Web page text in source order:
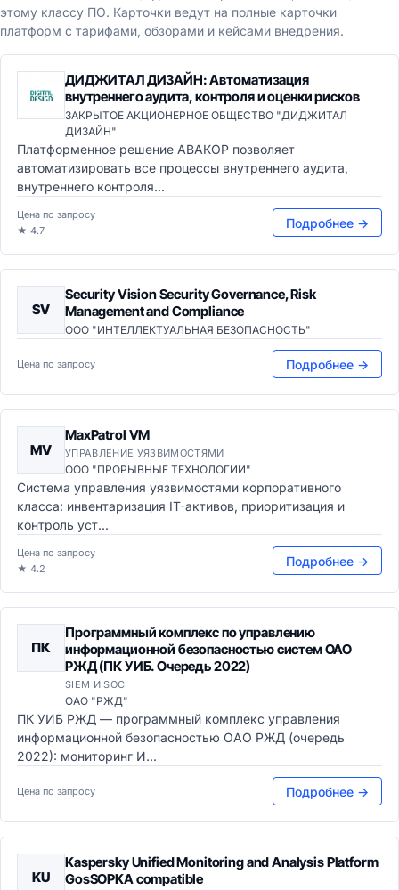
этому классу ПО. Карточки ведут на полные карточки
платформ с тарифами, обзорами и кейсами внедрения.
ДИДЖИТАЛ ДИЗАЙН: Автоматизация
внутреннего аудита, контроля и оценки рисков
ЗАКРЫТОЕ АКЦИОНЕРНОЕ ОБЩЕСТВО "ДИДЖИТАЛ
ДИЗАЙН"
Платформенное решение АВАКОР позволяет
автоматизировать все процессы внутреннего аудита,
внутреннего контроля...
Цена по запросу
★ 4.7
Подробнее →
SV
Security Vision Security Governance, Risk
Management and Compliance
ООО "ИНТЕЛЛЕКТУАЛЬНАЯ БЕЗОПАСНОСТЬ"
Цена по запросу Подробнее →
MV
MaxPatrol VM
УПРАВЛЕНИЕ УЯЗВИМОСТЯМИ
ООО "ПРОРЫВНЫЕ ТЕХНОЛОГИИ"
Система управления уязвимостями корпоративного
класса: инвентаризация IT-активов, приоритизация и
контроль уст...
Цена по запросу
★ 4.2
Подробнее →
ПК
Программный комплекс по управлению
информационной безопасностью систем ОАО
РЖД (ПК УИБ. Очередь 2022)
SIEM И SOC
ОАО "РЖД"
ПК УИБ РЖД — программный комплекс управления
информационной безопасностью ОАО РЖД (очередь
2022): мониторинг И...
Цена по запросу Подробнее →
KU
Kaspersky Unified Monitoring and Analysis Platform
GosSOPKA compatible